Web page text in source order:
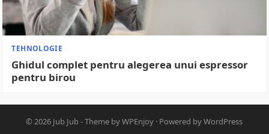
TEHNOLOGIE
Ghidul complet pentru alegerea unui espressor
pentru birou
© 2026 Jub Jub- Theme byWPEnjoy · Powered byWordPress